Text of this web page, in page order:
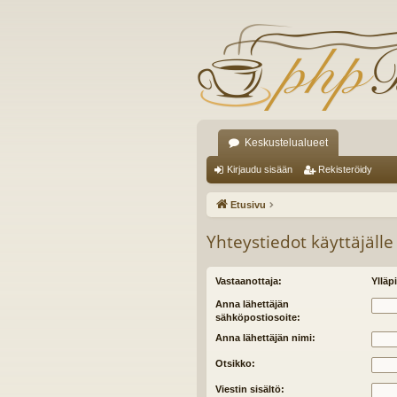
Keskustelualueet
Kirjaudu sisään Rekisteröidy
Etusivu
Yhteystiedot käyttäjälle
Vastaanottaja:
Anna lähettäjän
sähköpostiosoite:
Anna lähettäjän nimi:
Otsikko:
Viestin sisältö: